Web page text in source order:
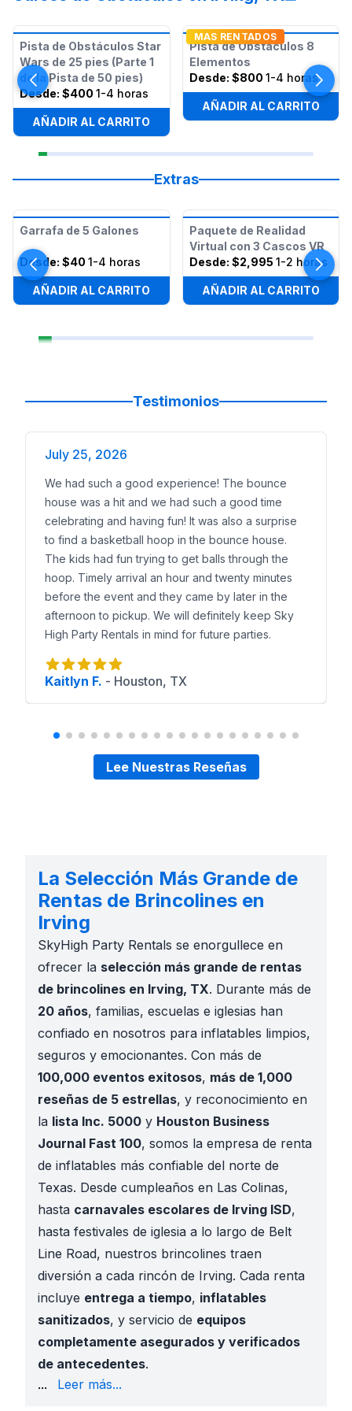
Pista de Obstáculos Star
Wars de 25 pies (Parte 1
de la Pista de 50 pies)
Desde: $400 1-4 horas
AÑADIR AL CARRITO
MAS RENTADOS
Pista de Obstáculos 8
Elementos
Desde: $800 1-4 horas
AÑADIR AL CARRITO
Extras
Garrafa de 5 Galones
Desde: $40 1-4 horas
AÑADIR AL CARRITO
Paquete de Realidad
Virtual con 3 Cascos VR
Desde: $2,995 1-2 horas
AÑADIR AL CARRITO
Testimonios
July 25, 2026
We had such a good experience! The bounce
house was a hit and we had such a good time
celebrating and having fun! It was also a surprise
to find a basketball hoop in the bounce house.
The kids had fun trying to get balls through the
hoop. Timely arrival an hour and twenty minutes
before the event and they came by later in the
afternoon to pickup. We will definitely keep Sky
High Party Rentals in mind for future parties.
Kaitlyn F. - Houston, TX
Lee Nuestras Reseñas
La Selección Más Grande de
Rentas de Brincolines en
Irving
SkyHigh Party Rentals se enorgullece en
ofrecer la selección más grande de rentas
de brincolines en Irving, TX. Durante más de
20 años, familias, escuelas e iglesias han
confiado en nosotros para inflatables limpios,
seguros y emocionantes. Con más de
100,000 eventos exitosos, más de 1,000
reseñas de 5 estrellas, y reconocimiento en
la lista Inc. 5000 y Houston Business
Journal Fast 100, somos la empresa de renta
de inflatables más confiable del norte de
Texas. Desde cumpleaños en Las Colinas,
hasta carnavales escolares de Irving ISD,
hasta festivales de iglesia a lo largo de Belt
Line Road, nuestros brincolines traen
diversión a cada rincón de Irving. Cada renta
incluye entrega a tiempo, inflatables
sanitizados, y servicio de equipos
completamente asegurados y verificados
de antecedentes.
en renta de inflatables
... Leer más...